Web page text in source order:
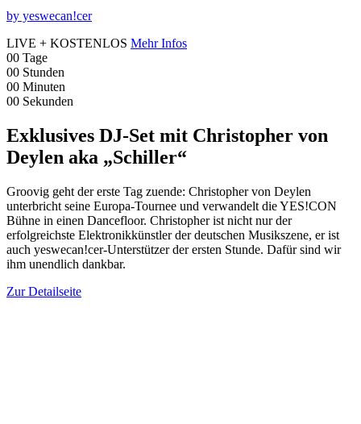
by yeswecan!cer
LIVE + KOSTENLOS Mehr Infos
00 Tage
00 Stunden
00 Minuten
00 Sekunden
Exklusives DJ-Set mit Christopher von
Deylen aka „Schiller“
Groovig geht der erste Tag zuende: Christopher von Deylen
unterbricht seine Europa-Tournee und verwandelt die YES!CON
Bühne in einen Dancefloor. Christopher ist nicht nur der
erfolgreichste Elektronikkünstler der deutschen Musikszene, er ist
auch yeswecan!cer-Unterstützer der ersten Stunde. Dafür sind wir
ihm unendlich dankbar.
Zur Detailseite